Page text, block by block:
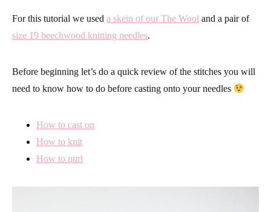
For this tutorial we used a skein of our The Wool and a pair of
size 19 beechwood knitting needles.
Before beginning let’s do a quick review of the stitches you will
need to know how to do before casting onto your needles
How to cast on
How to knit
How to purl